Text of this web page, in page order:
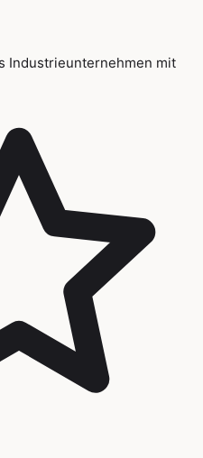
Industrieunternehmen mit